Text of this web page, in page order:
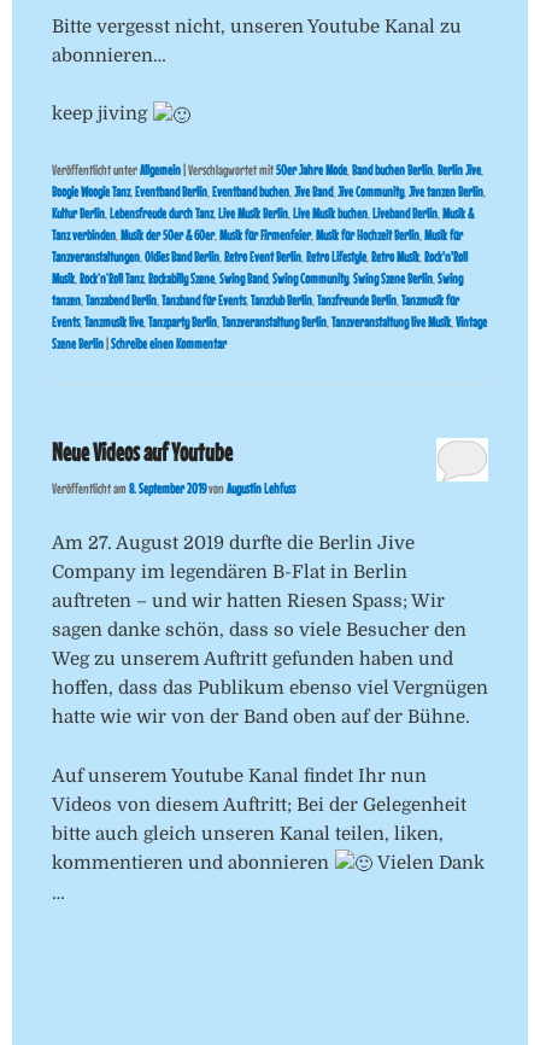
Bitte vergesst nicht, unseren Youtube Kanal zu
abonnieren…
keep jiving
Veröffentlicht unterAllgemein Verschlagwortet mit50er Jahre Mode,Band buchen Berlin,Berlin Jive,
Boogie Woogie Tanz, Eventband Berlin, Eventband buchen,Jive Band,Jive Community,Jive tanzen Berlin,
Kultur Berlin, Lebensfreude durch Tanz, Live Musik Berlin, Live Musik buchen, Liveband Berlin,Musik &
Tanz verbinden,Musik der 50er & 60er,Musik für Firmenfeier,Musik für Hochzeit Berlin,Musik für
Tanzveranstaltungen,Oldies Band Berlin,Retro Event Berlin,Retro Lifestyle,Retro Musik,Rock'n'Roll
Musik,Rock’n’Roll Tanz,Rockabilly Szene,Swing Band,Swing Community,Swing Szene Berlin,Swing
tanzen,Tanzabend Berlin,Tanzband für Events,Tanzclub Berlin,Tanzfreunde Berlin,Tanzmusik für
Events,Tanzmusik live,Tanzparty Berlin,Tanzveranstaltung Berlin,Tanzveranstaltung live Musik,Vintage
Szene Berlin Schreibe einen Kommentar
Neue Videos auf Youtube
Veröffentlicht am8. September 2019vonAugustin Lehfuss
Am 27. August 2019 durfte die Berlin Jive
Company im legendären B-Flat in Berlin
auftreten – und wir hatten Riesen Spass; Wir
sagen danke schön, dass so viele Besucher den
Weg zu unserem Auftritt gefunden haben und
hoffen, dass das Publikum ebenso viel Vergnügen
hatte wie wir von der Band oben auf der Bühne.
Auf unserem Youtube Kanal findet Ihr nun
Videos von diesem Auftritt; Bei der Gelegenheit
bitte auch gleich unseren Kanal teilen, liken,
kommentieren und abonnieren
Vielen Dank
…